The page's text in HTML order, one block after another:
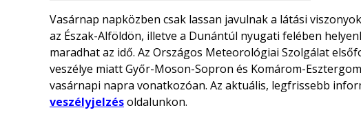
Vasárnap napközben csak lassan javulnak a látási
az Észak-Alföldön, illetve a Dunántúl nyugati felében
maradhat az idő. Az Országos Meteorológiai Szolgálat
veszélye miatt Győr-Moson-Sopron és Komárom-
vasárnapi napra vonatkozóan. Az aktuális, legfrissebb
veszélyjelzésoldalunkon.